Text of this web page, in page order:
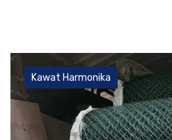
Kawat Harmonika